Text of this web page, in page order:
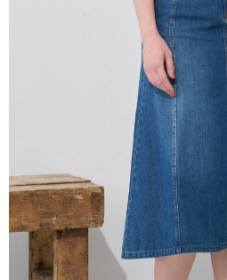
帳／街口支付／iPASS MONEY」等通路繳
1.本服務係由「台灣大哥大股份有限公司」
用戶於交易時，得透過本服務購買商品或
買賣價金債權讓與本公司後，依約使用本
2.基於同意付款使用「大哥付你分期」之
資料（包含姓名、電話或地址）提供予台
由本公司與您本人進行分期帳單所需資料之
3.完整用戶服務條款，請詳閱以下連結：
結帳頁面，進行簡訊認證並確認金額後，即
２．訂單成立數日內，您將收到繳費通知
３．收到繳費通知簡訊後14天內，點擊此
ATM／網路銀行／等多元方式進行付款，
※ 請注意：結帳手續完成當下不需立刻繳
購買商品的店家。未經商家同意取消之訂
※ 交易是否成功請以「AFTEE先享後付 」
是否繳費成功／繳費後需取消欲退款等相
https://
【注意事項】
１．透過由恩沛科技股份有限公司提供之「
易，需依本服務之必要範圍內提供個人資料
權轉讓予恩沛科技股份有限公司。
２．關於個人資料處理事宜，請瀏覽以下
https://aftee.tw/terms/#terms3
３．未成年的使用者請事先徵得法定代理
每筆NT$120，滿NT$2,000(含以上)
每筆NT$120，滿NT$2,000(含以上)免